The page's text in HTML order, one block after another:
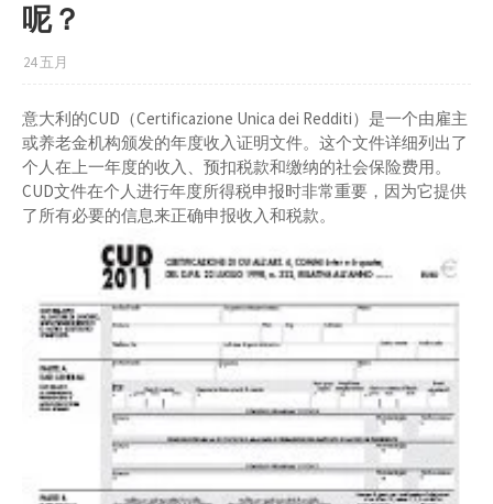
呢？
24 五月
意大利的CUD（Certificazione Unica dei Redditi）是一个由雇主
或养老金机构颁发的年度收入证明文件。这个文件详细列出了
个人在上一年度的收入、预扣税款和缴纳的社会保险费用。
CUD文件在个人进行年度所得税申报时非常重要，因为它提供
了所有必要的信息来正确申报收入和税款。